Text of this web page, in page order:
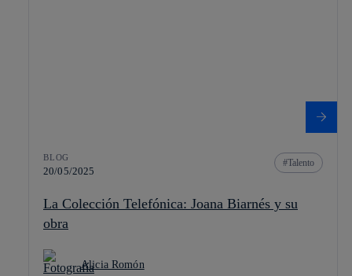
BLOG
20/05/2025
Talento
La Colección Telefónica: Joana Biarnés y su
obra
Alicia Romón